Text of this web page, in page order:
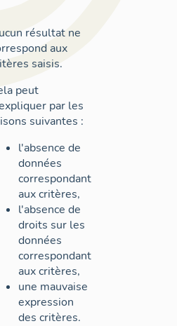
résultat ne
aux
saisis.
peut
par les
suivantes :
l'absence de
données
correspondant
aux critères,
l'absence de
droits sur les
données
correspondant
aux critères,
une mauvaise
expression
des critères.